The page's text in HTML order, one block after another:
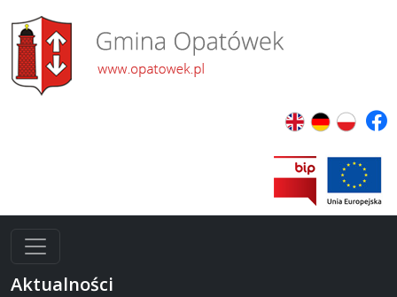
Aktualności